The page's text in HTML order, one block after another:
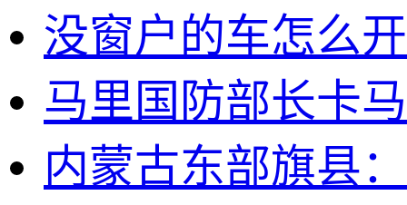
没窗户的车怎么
马里国防部长卡
内蒙古东部旗县